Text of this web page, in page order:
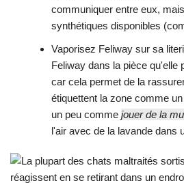
communiquer entre eux,
synthétiques disponibles
Vaporisez Feliway sur sa
Feliway dans la pièce qu'elle
car cela permet de la
étiquettent la zone comme
un peu comme jouer de la
l'air avec de la lavande dans